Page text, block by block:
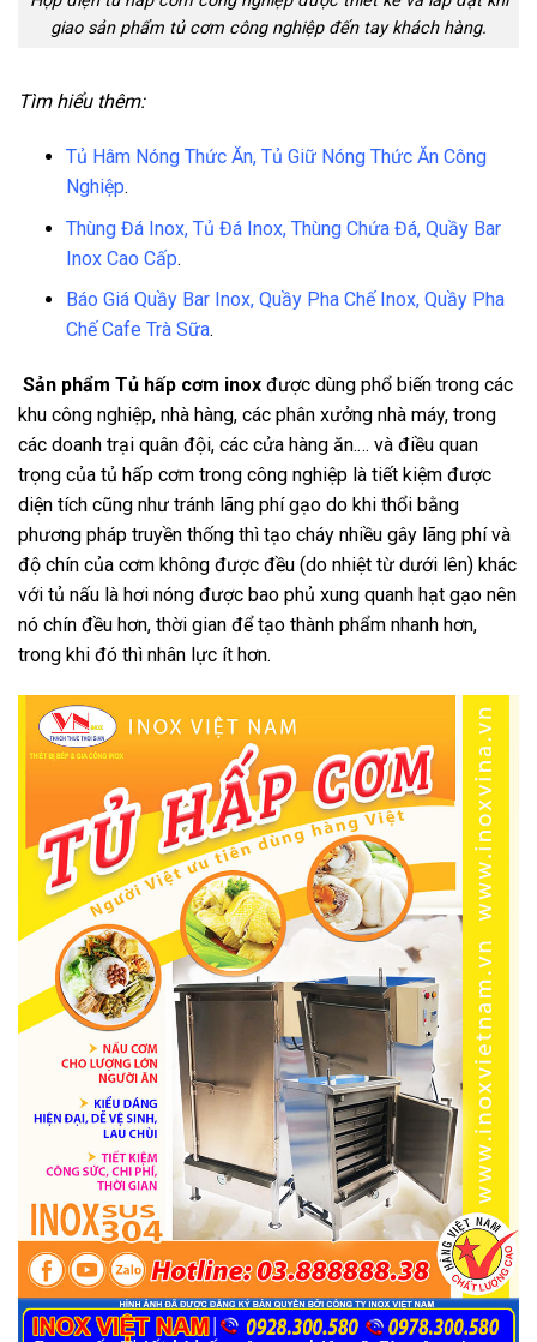
giao sản phẩm tủ cơm công nghiệp đến tay khách hàng.
Tìm hiểu thêm:
Tủ Hâm Nóng Thức Ăn, Tủ Giữ Nóng Thức Ăn Công
Nghiệp.
Thùng Đá Inox, Tủ Đá Inox, Thùng Chứa Đá, Quầy Bar
Inox Cao Cấp.
Báo Giá Quầy Bar Inox, Quầy Pha Chế Inox, Quầy Pha
Chế Cafe Trà Sữa.
Sản phẩm Tủ hấp cơm inox được dùng phổ biến trong các
khu công nghiệp, nhà hàng, các phân xưởng nhà máy, trong
các doanh trại quân đội, các cửa hàng ăn.… và điều quan
trọng của tủ hấp cơm trong công nghiệp là tiết kiệm được
diện tích cũng như tránh lãng phí gạo do khi thổi bằng
phương pháp truyền thống thì tạo cháy nhiều gây lãng phí và
độ chín của cơm không được đều (do nhiệt từ dưới lên) khác
với tủ nấu là hơi nóng được bao phủ xung quanh hạt gạo nên
nó chín đều hơn, thời gian để tạo thành phẩm nhanh hơn,
trong khi đó thì nhân lực ít hơn.